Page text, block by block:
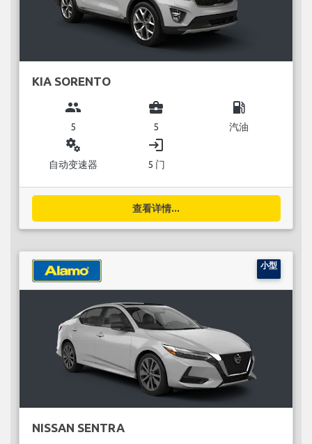
KIA SORENTO
group
5
business_center
5
local_gas_station
汽油
miscellaneous_services
自动变速器
login
5 门
查看详情...
小型
NISSAN SENTRA